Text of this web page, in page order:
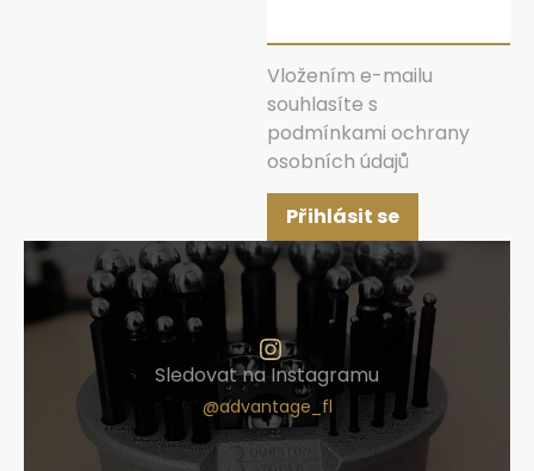
Vložením e-mailu
souhlasíte s
podmínkami ochrany
osobních údajů
Přihlásit se
Sledovat na Instagramu